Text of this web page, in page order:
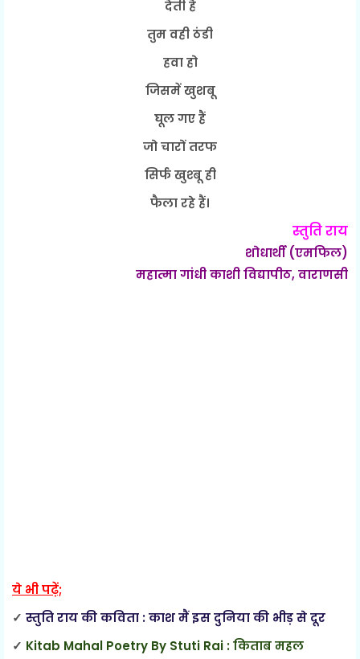
देती है
तुम वही ठंडी
हवा हो
जिसमें खुशबू
घूल गए हैं
जो चारों तरफ
सिर्फ खुश्बू ही
फैला रहे हैं।
स्तुति राय
शोधार्थी (एमफिल)
महात्मा गांधी काशी विद्यापीठ, वाराणसी
ये भी पढ़ें;
✓ स्तुति राय की कविता : काश मैं इस दुनिया की भीड़ से दूर
✓ Kitab Mahal Poetry By Stuti Rai : किताब महल